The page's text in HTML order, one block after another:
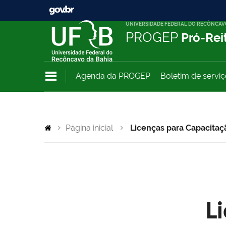
UNIVERSIDADE FEDERAL DO
PROGEP Pró-
Agenda da PROGEP Boletim de
Página inicial Licenças para